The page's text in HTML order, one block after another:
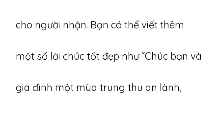
cho người nhận. Bạn có thể viết thêm
một số lời chúc tốt đẹp như “Chúc bạn và
gia đình một mùa trung thu an lành,